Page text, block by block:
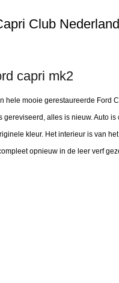
Club Nederland
capri mk2
hele mooie gerestaureerde Ford
gereviseerd, alles is nieuw. Auto is
kleur. Het interieur is van
opnieuw in de leer verf